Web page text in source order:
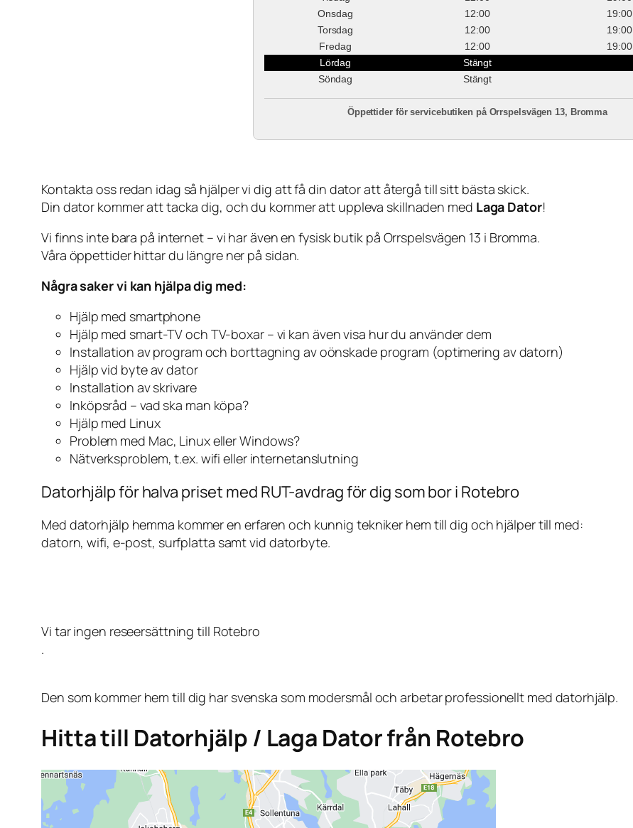
Onsdag
12:00
19:00
Torsdag
12:00
19:00
Fredag
12:00
19:00
Lördag
Stängt
Söndag
Stängt
Öppettider för servicebutiken på Orrspelsvägen 13, Bromma
Kontakta oss redan idag så hjälper vi dig att få din dator att återgå till sitt bästa skick.
Din dator kommer att tacka dig, och du kommer att uppleva skillnaden med Laga Dator!
Vi finns inte bara på internet – vi har även en fysisk butik på Orrspelsvägen 13 i Bromma.
Våra öppettider hittar du längre ner på sidan.
Några saker vi kan hjälpa dig med:
Hjälp med smartphone
Hjälp med smart-TV och TV-boxar – vi kan även visa hur du använder dem
Installation av program och borttagning av oönskade program (optimering av datorn)
Hjälp vid byte av dator
Installation av skrivare
Inköpsråd – vad ska man köpa?
Hjälp med Linux
Problem med Mac, Linux eller Windows?
Nätverksproblem, t.ex. wifi eller internetanslutning
Datorhjälp för halva priset med RUT-avdrag för dig som bor i Rotebro
Med datorhjälp hemma kommer en erfaren och kunnig tekniker hem till dig och hjälper till med:
datorn, wifi, e-post, surfplatta samt vid datorbyte.
Vi tar ingen reseersättning till Rotebro
.
Den som kommer hem till dig har svenska som modersmål och arbetar professionellt med datorhjälp.
Hitta till Datorhjälp / Laga Dator från Rotebro